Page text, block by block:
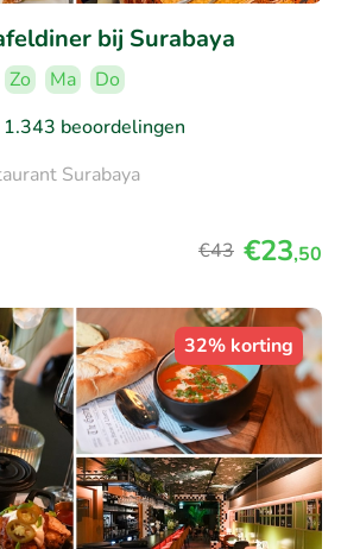
bij Surabaya
Zo Ma
Do
1.343 beoordelingen
Surabaya
€43 €23,50
32% korting